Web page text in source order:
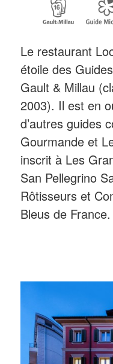
Le restaurant
étoile des
Gault & Millau
2003). Il est en
d’autres guides
Gourmande et
inscrit à Les
San Pellegrino
Rôtisseurs et
Bleus de France.